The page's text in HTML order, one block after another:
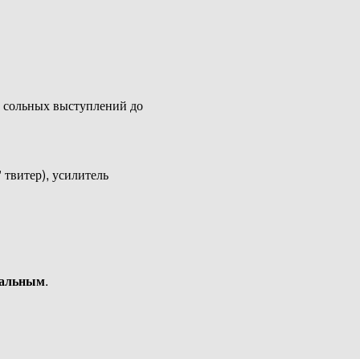
выступлений до
усилитель
.